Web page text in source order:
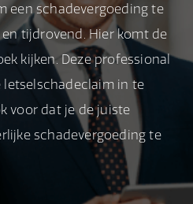
een schadevergoeding te
tijdrovend. Hier komt de
kijken. Deze professional
in te
voor dat je de juiste
schadevergoeding te